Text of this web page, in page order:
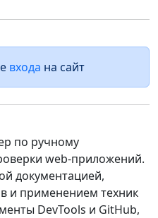
входа на сайт
по ручному
web-приложений.
документацией,
и применением техник
DevTools и GitHub,